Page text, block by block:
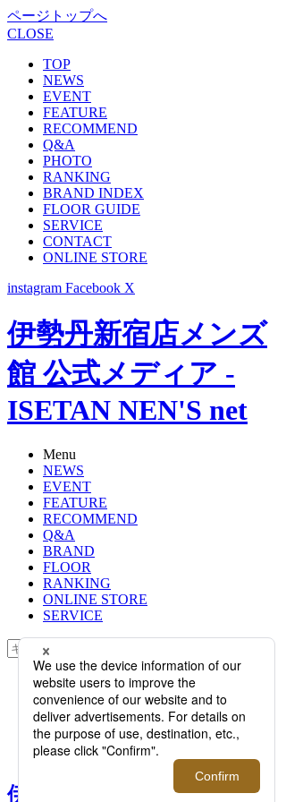
ページトップへ
CLOSE
TOP
NEWS
EVENT
FEATURE
RECOMMEND
Q&A
PHOTO
RANKING
BRAND INDEX
FLOOR GUIDE
SERVICE
CONTACT
ONLINE STORE
instagram Facebook X
伊勢丹新宿店メンズ
館 公式メディア -
ISETAN NEN'S net
Menu
NEWS
EVENT
FEATURE
RECOMMEND
Q&A
BRAND
FLOOR
RANKING
ONLINE STORE
SERVICE
TOP
PHOTO
伊勢丹新宿店専属テーラー、山口信
人の手掛ける＜LA SCALA＞がプロ
モーションを開催！
伊勢丹新宿店専属テーラ